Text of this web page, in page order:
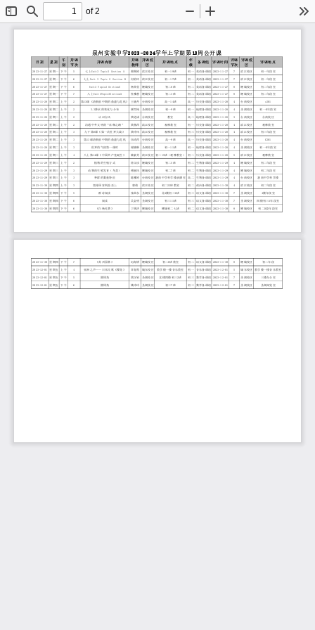
Toggle
Sidebar
Find
of 2
Zoom
Out
In
泉州实验中学2023-2024学年上学期第 13周公开课
日 期 星期
午
别
开 课
节次
开课内容
开 课
教师
开 课 校
区
开课地点
年
级
备课组 评课时间
评课
节次
评课 校
区
评课地点
20 23- 11- 27 星 期一 下 午 5 七 上 Uni t 3 Topi c3 Sect i on A 蔡锴婷 滨江 校 区 初 一1 9班 初 一 英语 备 课组 2023- 1 1- 27 7 滨 江 校区 初一年段 室
20 23- 11- 27 星 期一 下 午 6 七 上 Uni t 3 Topi c 2 Sect i on D 何焰环 滨江 校 区 初 一1 7班 初 一 英语 备 课组 2023- 1 1- 27 7 滨 江 校区 初一年段 室
20 23- 11- 27 星 期一 下 午 6 Uni t 3 T opi c2 Se ct i onC 杨荣莹 鲤城校 区 初 二6 班 初 二 英语 备 课组 2023- 1 1- 27 8 鲤 城校区 初二 年段 室
20 23- 11- 27 星 期一 下 午 7 八 上 Uni t 3Topi c3Sect i onA 杜 雅静 鲤城校 区 初 二3 班 初 二 英语 备 课组 2023- 1 1- 27 8 鲤 城校区 初二年段 室
20 23- 11- 28 星 期二 上 午 2 第13课 《清朝前 中期的 鼎盛 与危 机 》 王晓丹 台商校 区 高 一1 4班 高 一 历史 备 课组 2023- 1 1- 28 4 台 商校区 c201
20 23- 11- 28 星 期二 上 午 2 3. 3降 水 的变化 与 分 布 颜雪艳 圣湖校 区 初 一9 班 初 一 地理 备 课组 2023- 1 1- 28 4 圣 湖校区 初 一B年段 室
20 23- 11- 28 星 期二 上 午 2 认 识台风 黄道成 台商校 区 教室 高 二 地理 备 课组 2023- 1 1- 28 3 台 商校区 台商校 区
20 23- 11- 28 星 期二 上 午 2 沟通 中外 文 明的 丝 绸之 路 ” 黄燕萍 滨江 校 区 观摩教 室 初 一 历史 备 课组 2023- 1 1- 28 4 滨 江 校区 观摩教 室
20 23- 11- 28 星 期二 上 午 3 九 下 第8课 《 第一次世 界 大战 》 黄玲凤 滨江校 区 观摩教 室 初 三 历史 备 课组 2023- 1 1- 28 4 滨 江校区 初三年段 室
20 23- 11- 28 星 期二 上 午 3 第13 课清朝前 中期的 鼎盛 与危 机 伍琦萍 台商校 区 高 一9 班 高 一 历史 备 课组 2023- 1 1- 28 4 台 商校区 C201
20 23- 11- 28 星 期二 上 午 3 世 界的 气候第 一 课时 谢晓琳 圣湖校 区 初 一1 1班 初 一 地理 备 课组 2023- 1 1- 28 4 圣 湖校区 初 一B年段 室
20 23- 11- 28 星 期二 上 午 4 八 上 第14课 《 中国 共 产党诞生 》 赖素 芳 滨江 校 区 初 二 15班 （观 摩教室 ） 初 二 历史 备 课组 2023- 1 1- 28 5 滨 江 校区 观摩教 室
20 23- 11- 29 星 期三 上 午 2 植物 的生殖 方 式 徐 文珍 鲤城校 区 初 二5 班 初 二 生物 备 课组 2023- 1 1- 29 4 鲤 城校区 初二 年段 室
20 23- 11- 29 星 期三 上 午 3 动 物的生 殖发育 （ 鸟类 ） 傅丽凤 鲤城校 区 初 二7 班 初 二 生物 备 课组 2023- 1 1- 29 4 鲤 城校区 初二 年段 室
20 23- 11- 29 星 期三 上 午 3 种群 的数量特 征 陈雅婷 台商校 区 惠南 中学科学 楼录播 室 高 二 生物 备 课组 2023- 1 1- 29 4 台 商校区 惠 南中学科 学楼
20 23- 11- 30 星 期四 上 午 3 坚持国 家利益 至上 郭萌 滨江 校 区 初二 22班 教室 初 二 政治 备 课组 2023- 1 1- 30 4 滨 江 校区 初二 年段 室
20 23- 11- 30 星 期四 下 午 5 群 诗阅读 张曲 东 圣湖校 区 北4楼初 三6班 初 三 语 文 备 课组 2023- 1 1- 30 7 圣 湖校区 4楼年段 室
20 23- 11- 30 星 期四 下 午 6 阅读 吴金明 圣湖校 区 初 三1 1班 初 三 语 文 备 课组 2023- 1 1- 30 7 圣 湖校区 四 楼初 三A年 段室
20 23- 11- 30 星 期四 下 午 6 《白 杨 礼 赞 》 丁棋洪 鲤城校 区 鲤城初 二 七班 初 二 语 文 备 课组 2023- 1 1- 30 8 鲤 城校区 初 二 D段年 段室
2 0 2 3 - 1 1- 3 0 星 期 四 下 午 7 《 苏 州 园 林 》 迟海 娇 鲤城 校 区 初 二6 班 教 室 初 二 语 文 备 课 组 2 023- - 3 0 8 鲤 城 校 区 初 二 段
20 23- 12- 01 星 期五 上 午 4 亚洲 之 声—— 日本民 歌《樱花 》 章青霞 城东校 区 教学 楼一楼 音乐教室 初 一 音乐 备 课组 2023- 1 2- 01 5 城 东校区 教学 楼一楼 音 乐教室
20 23- 12- 01 星 期五 下 午 5 圆周 角 黄汉钊 圣湖校 区 北 楼四楼 初三2班 初 三 数学 备 课组 2023- 1 2- 01 7 圣 湖校区 三楼办公 室
20 23- 12- 01 星 期五 下 午 6 圆周 角 姚玲玲 圣湖校 区 初 三7 班 初 三 数学 备 课组 2023- 1 2- 01 7 圣 湖校区 圣湖阅览 室